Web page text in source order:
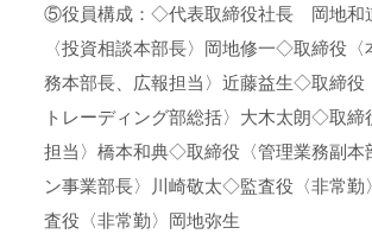
⑤役員構成：◇代表取締役社長 岡地和
〈投資相談本部長〉岡地修一◇取締役〈
務本部長、広報担当〉近藤益生◇取締役
トレーディング部総括〉大木太朗◇取締
担当〉橋本和典◇取締役〈管理業務副本
ン事業部長〉川崎敬太◇監査役〈非常
査役〈非常勤〉岡地弥生